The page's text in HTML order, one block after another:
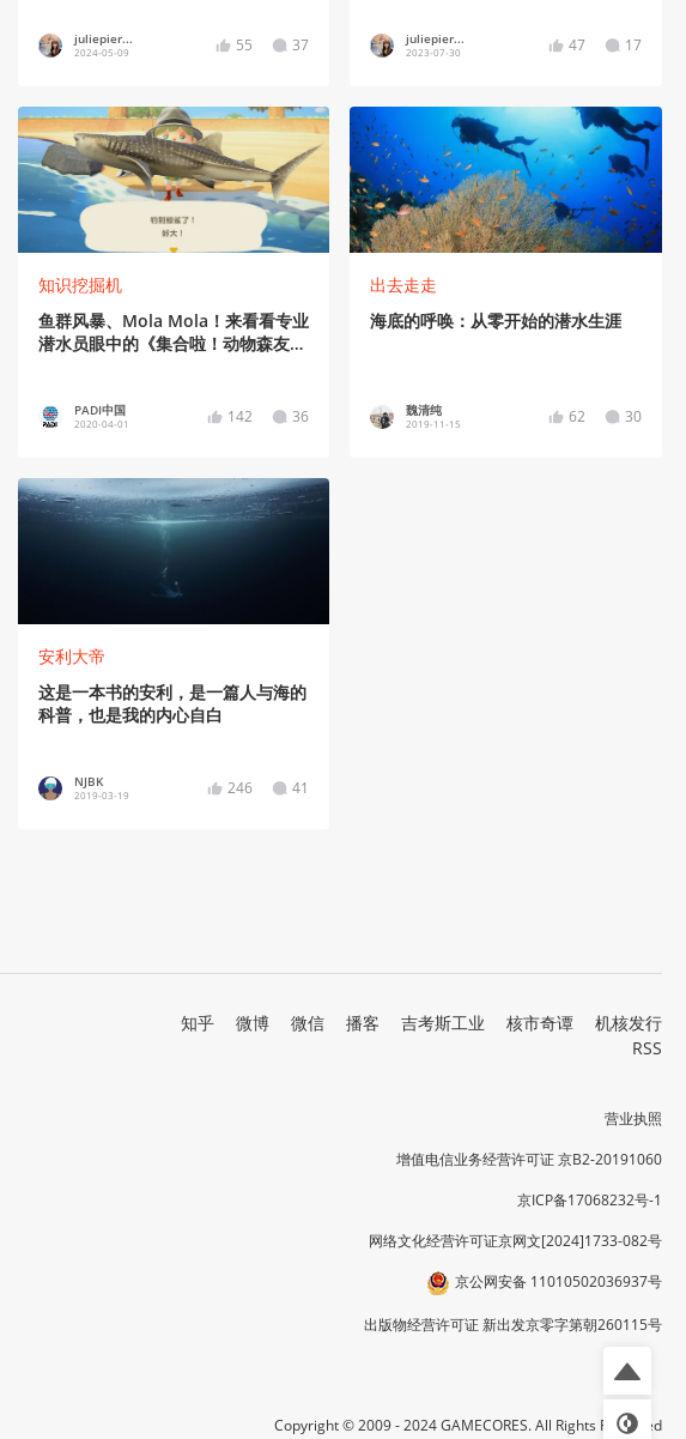
juliepier...
2024-05-09 55 37 juliepier...
2023-07-30 47 17
知识挖掘机
鱼群风暴、Mola Mola！来看看专业
潜水员眼中的《集合啦！动物森友
PADI中国
2020-04-01 142 36
出去走走
海底的呼唤：从零开始的潜水生涯
魏清纯
2019-11-15 62 30
安利大帝
这是一本书的安利，是一篇人与海的
科普，也是我的内心自白
NJBK
2019-03-19 246 41
知乎 微博 微信 播客 吉考斯工业 核市奇谭
机核发行
RSS
营业执照
增值电信业务经营许可证 京B2-20191060
京ICP备17068232号-1
网络文化经营许可证京网文[2024]1733-082号
京公网安备 11010502036937号
出版物经营许可证 新出发京零字第朝260115号
Copyright © 2009 - 2024 GAMECORES. All Rights Reserved